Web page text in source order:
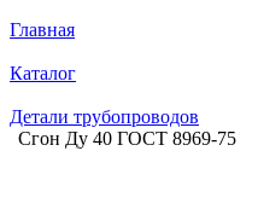
Главная
Каталог
Детали трубопроводов
Сгон Ду 40 ГОСТ 8969-75